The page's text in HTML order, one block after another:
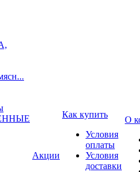
Акции
Как купить
Условия
оплаты
Условия
доставки
О